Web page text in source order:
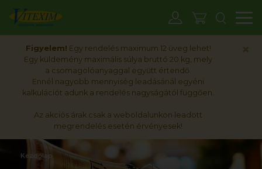
Figyelem! Egy rendelés maximum 12 üveg lehet!
Egy küldemény maximális súlya bruttó 20 kg, mely
a csomagolóanyaggal együtt értendő.
Ennél nagyobb mennyiség leadásánál egyéni
kalkulációt adunk a rendelés nagyságától függően.
Az akciós árak csak a weboldalunkon leadott
megrendelés esetén érvényesek!
Kezdőlap